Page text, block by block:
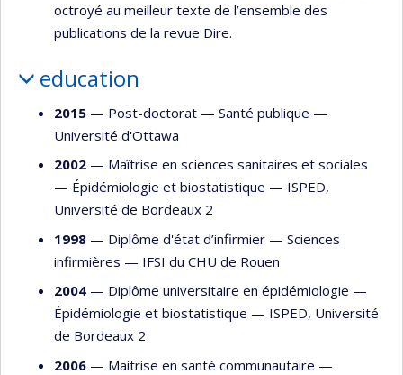
octroyé au meilleur texte de l’ensemble des
publications de la revue Dire.
education
2015 — Post-doctorat — Santé publique —
Université d'Ottawa
2002 — Maîtrise en sciences sanitaires et sociales
— Épidémiologie et biostatistique — ISPED,
Université de Bordeaux 2
1998 — Diplôme d'état d’infirmier — Sciences
infirmières — IFSI du CHU de Rouen
2004 — Diplôme universitaire en épidémiologie —
Épidémiologie et biostatistique — ISPED, Université
de Bordeaux 2
2006 — Maitrise en santé communautaire —